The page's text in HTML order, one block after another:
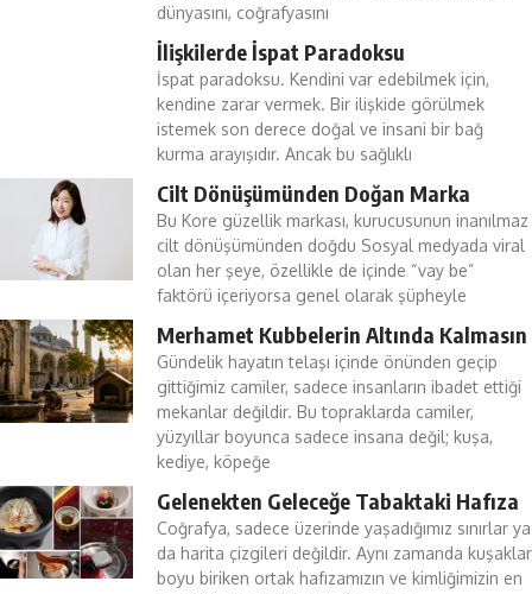
dünyasını, coğrafyasını
İlişkilerde İspat Paradoksu
İspat paradoksu. Kendini var edebilmek için,
kendine zarar vermek. Bir ilişkide görülmek
istemek son derece doğal ve insani bir bağ
kurma arayışıdır. Ancak bu sağlıklı
Cilt Dönüşümünden Doğan Marka
Bu Kore güzellik markası, kurucusunun inanılmaz
cilt dönüşümünden doğdu Sosyal medyada viral
olan her şeye, özellikle de içinde “vay be”
faktörü içeriyorsa genel olarak şüpheyle
Merhamet Kubbelerin Altında Kalmasın
Gündelik hayatın telaşı içinde önünden geçip
gittiğimiz camiler, sadece insanların ibadet ettiği
mekanlar değildir. Bu topraklarda camiler,
yüzyıllar boyunca sadece insana değil; kuşa,
kediye, köpeğe
Gelenekten Geleceğe Tabaktaki Hafıza
Coğrafya, sadece üzerinde yaşadığımız sınırlar ya
da harita çizgileri değildir. Aynı zamanda kuşaklar
boyu biriken ortak hafızamızın ve kimliğimizin en